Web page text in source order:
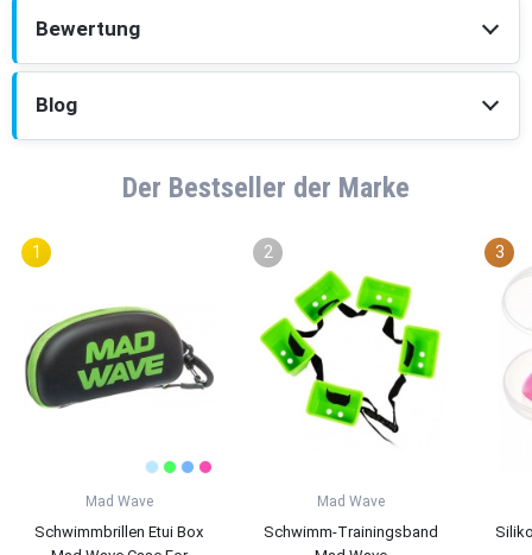
Bewertung
Blog
Der Bestseller der Marke
Mad Wave
Schwimmbrillen Etui Box
Mad Wave
Schwimm-Trainingsband